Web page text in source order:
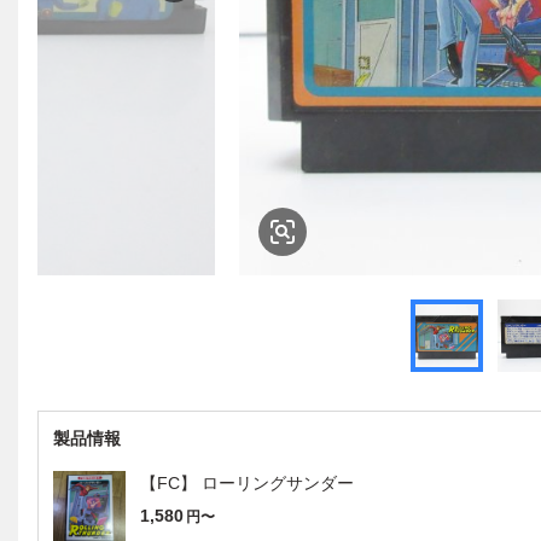
製品情報
【FC】 ローリングサンダー
1,580 円〜